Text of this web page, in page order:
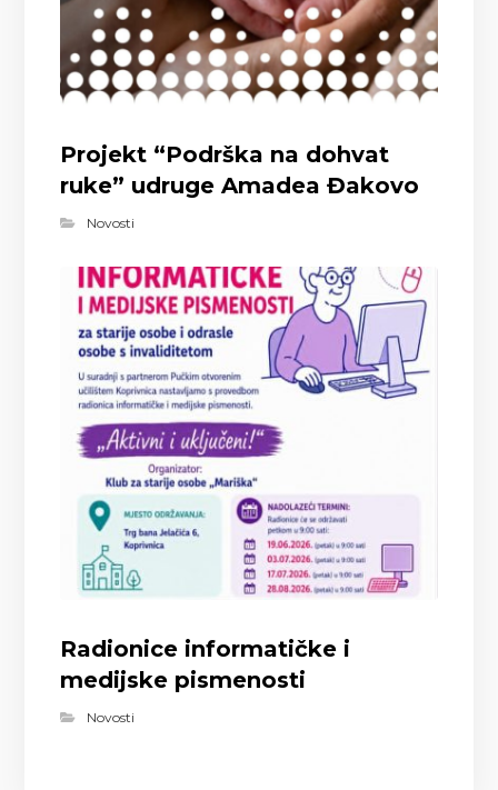
Projekt “Podrška na dohvat
ruke” udruge Amadea Đakovo
Novosti
Radionice informatičke i
medijske pismenosti
Novosti